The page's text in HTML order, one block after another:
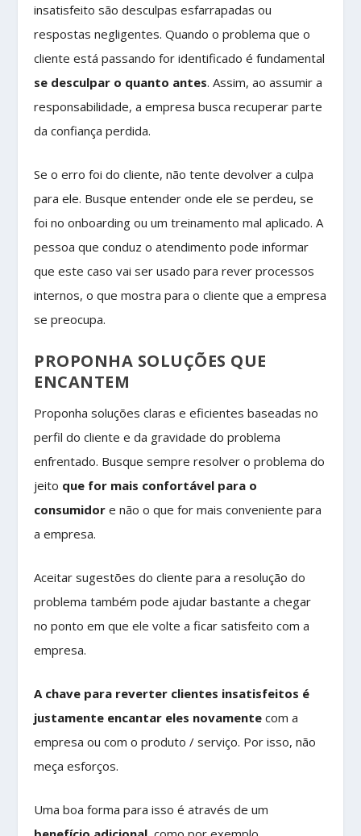
insatisfeito são desculpas esfarrapadas ou
respostas negligentes. Quando o problema que o
cliente está passando for identificado é fundamental
se desculpar o quanto antes. Assim, ao assumir a
responsabilidade, a empresa busca recuperar parte
da confiança perdida.
Se o erro foi do cliente, não tente devolver a culpa
para ele. Busque entender onde ele se perdeu, se
foi no onboarding ou um treinamento mal aplicado. A
pessoa que conduz o atendimento pode informar
que este caso vai ser usado para rever processos
internos, o que mostra para o cliente que a empresa
se preocupa.
PROPONHA SOLUÇÕES QUE
ENCANTEM
Proponha soluções claras e eficientes baseadas no
perfil do cliente e da gravidade do problema
enfrentado. Busque sempre resolver o problema do
jeito que for mais confortável para o
consumidor e não o que for mais conveniente para
a empresa.
Aceitar sugestões do cliente para a resolução do
problema também pode ajudar bastante a chegar
no ponto em que ele volte a ficar satisfeito com a
empresa.
A chave para reverter clientes insatisfeitos é
justamente encantar eles novamente com a
empresa ou com o produto / serviço. Por isso, não
meça esforços.
Uma boa forma para isso é através de um